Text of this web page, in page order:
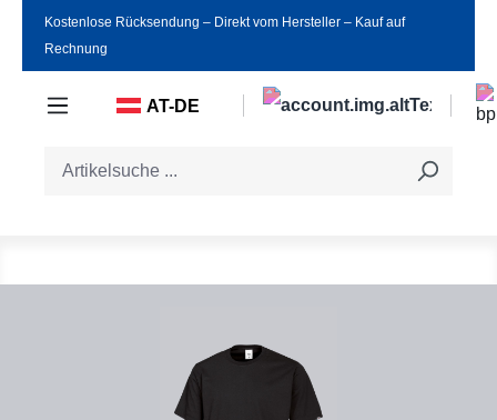
Zum Hauptinhalt springen
Kostenlose Rücksendung ‒ Direkt vom Hersteller ‒ Kauf auf
Rechnung
AT-DE